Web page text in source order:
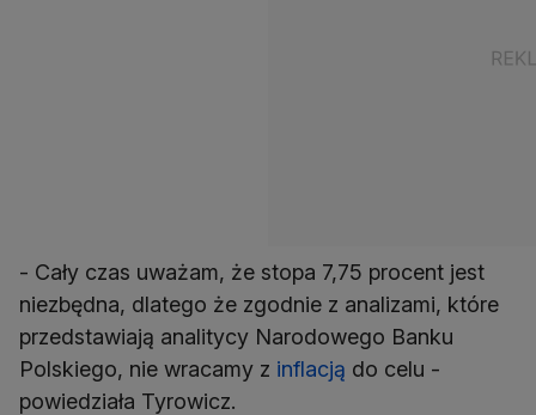
- Cały czas uważam, że stopa 7,75 procent jest
niezbędna, dlatego że zgodnie z analizami, które
przedstawiają analitycy Narodowego Banku
Polskiego, nie wracamy z inflacją do celu -
powiedziała Tyrowicz.